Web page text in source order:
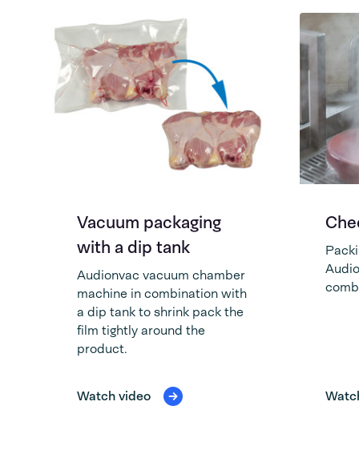
Vacuum packaging
with a dip tank
Audionvac vacuum chamber
machine in combination with
a dip tank to shrink pack the
film tightly around the
product.
Watch video